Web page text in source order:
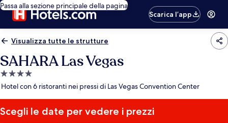
Passa alla sezione principale della pagina
Scarica l’app
Visualizza tutte le strutture
SAHARA Las Vegas
Struttura
a
stelle
Hotel con 6 ristoranti nei pressi di Las Vegas Convention Center
Scegli le date per vedere i prezzi